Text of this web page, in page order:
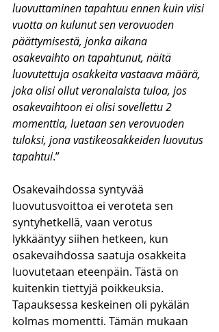
luovuttaminen tapahtuu ennen kuin viisi
vuotta on kulunut sen verovuoden
päättymisestä, jonka aikana
osakevaihto on tapahtunut, näitä
luovutettuja osakkeita vastaava määrä,
joka olisi ollut veronalaista tuloa, jos
osakevaihtoon ei olisi sovellettu 2
momenttia, luetaan sen verovuoden
tuloksi, jona vastikeosakkeiden luovutus
tapahtui.”
Osakevaihdossa syntyvää
luovutusvoittoa ei veroteta sen
syntyhetkellä, vaan verotus
lykkääntyy siihen hetkeen, kun
osakevaihdossa saatuja osakkeita
luovutetaan eteenpäin. Tästä on
kuitenkin tiettyjä poikkeuksia.
Tapauksessa keskeinen oli pykälän
kolmas momentti. Tämän mukaan